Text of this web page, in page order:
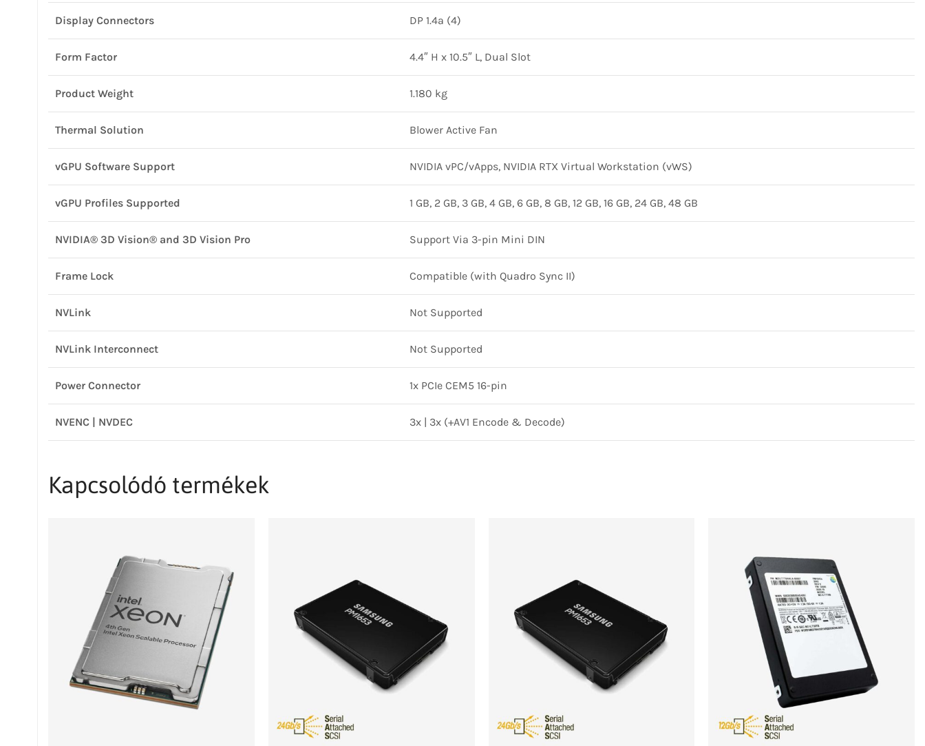
Display Connectors DP 1.4a (4)
Form Factor 4.4″ H x 10.5″ L, Dual Slot
Product Weight 1.180 kg
Thermal Solution Blower Active Fan
vGPU Software Support NVIDIA vPC/vApps, NVIDIA RTX Virtual Workstation (vWS)
vGPU Profiles Supported 1 GB, 2 GB, 3 GB, 4 GB, 6 GB, 8 GB, 12 GB, 16 GB, 24 GB, 48 GB
NVIDIA® 3D Vision® and 3D Vision Pro Support Via 3-pin Mini DIN
Frame Lock Compatible (with Quadro Sync II)
NVLink Not Supported
NVLink Interconnect Not Supported
Power Connector 1x PCIe CEM5 16-pin
NVENC | NVDEC 3x | 3x (+AV1 Encode & Decode)
Kapcsolódó termékek